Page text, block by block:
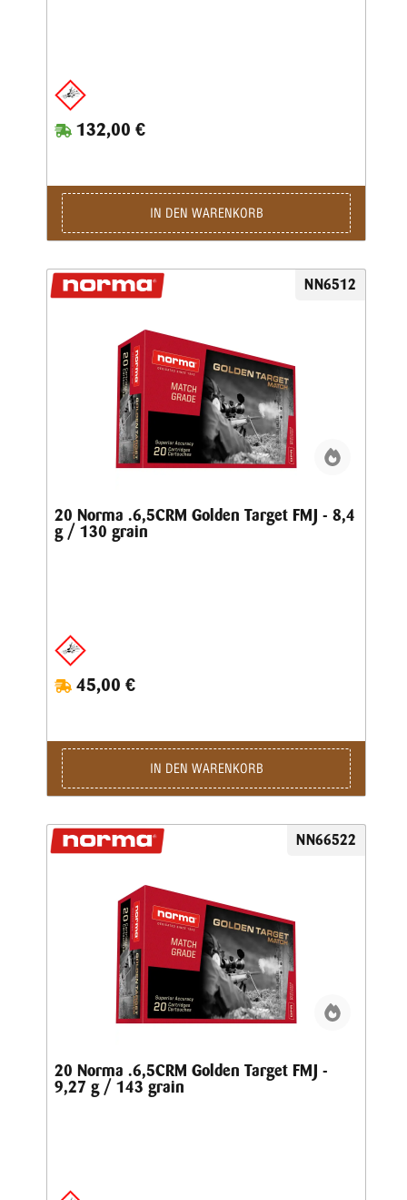
132,00 €
IN DEN WARENKORB
NN6512
20 Norma .6,5CRM Golden Target FMJ - 8,4
g / 130 grain
45,00 €
IN DEN WARENKORB
NN66522
20 Norma .6,5CRM Golden Target FMJ -
9,27 g / 143 grain